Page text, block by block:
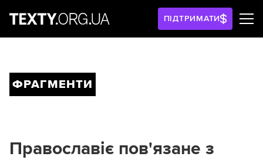
ПІДТРИМАТИ
ФРАГМЕНТИ
Православіє пов'язане з